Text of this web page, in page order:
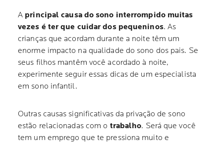
A principal causa do sono interrompido muitas
vezes é ter que cuidar dos pequeninos. As
crianças que acordam durante a noite têm um
enorme impacto na qualidade do sono dos pais. Se
seus filhos mantêm você acordado à noite,
experimente seguir essas dicas de um especialista
em sono infantil.
Outras causas significativas da privação de sono
estão relacionadas com o trabalho. Será que você
tem um emprego que te pressiona muito e